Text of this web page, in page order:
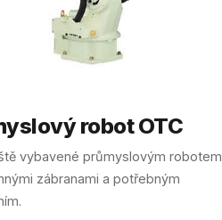
robot OTC
vybavené průmyslovým robotem
zábranami a potřebným